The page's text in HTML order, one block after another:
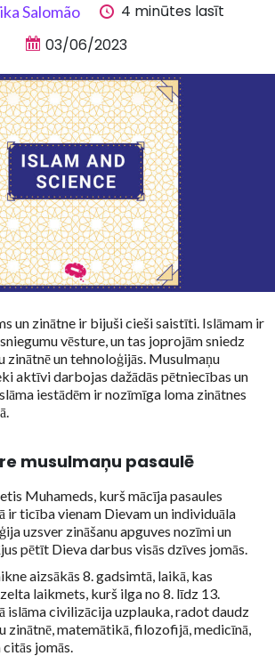
Salomão
4 minūtes lasīt
03/06/2023
un zinātne ir bijuši cieši saistīti. Islāmam ir
vēsture, un tas joprojām sniedz
un tehnoloģijās. Musulmaņu
aktīvi darbojas dažādās pētniecības un
iestādēm ir nozīmīga loma zinātnes
musulmaņu pasaulē
Muhameds, kurš mācīja pasaules
ir ticība vienam Dievam un individuāla
uzsver zināšanu apguves nozīmi un
pētīt Dieva darbus visās dzīves jomās.
aizsākās 8. gadsimtā, laikā, kas
laikmets, kurš ilga no 8. līdz 13.
islāma civilizācija uzplauka, radot daudz
zinātnē, matemātikā, filozofijā, medicīnā,
citās jomās.